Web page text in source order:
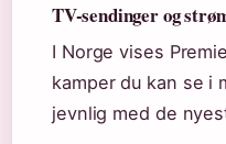
TV-sendinger og
I Norge vises
kamper du kan se i
jevnlig med de